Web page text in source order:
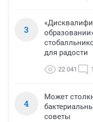
3
для радости
22 041
4
Может
советы